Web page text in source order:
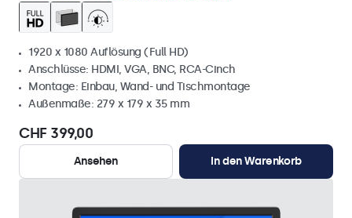
1920 x 1080 Auflösung (Full HD)
Anschlüsse: HDMI, VGA, BNC, RCA-Cinch
Montage: Einbau, Wand- und Tischmontage
Außenmaße: 279 x 179 x 35 mm
CHF 399,00
Ansehen In den Warenkorb